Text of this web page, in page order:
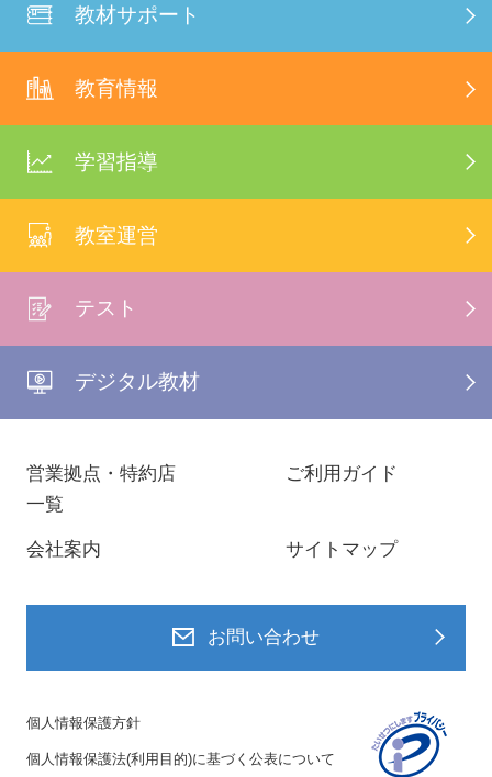
教材サポート
教育情報
学習指導
教室運営
テスト
デジタル教材
営業拠点・特約店
一覧
ご利用ガイド
会社案内 サイトマップ
お問い合わせ
個人情報保護方針
個人情報保護法(利用目的)に基づく公表について